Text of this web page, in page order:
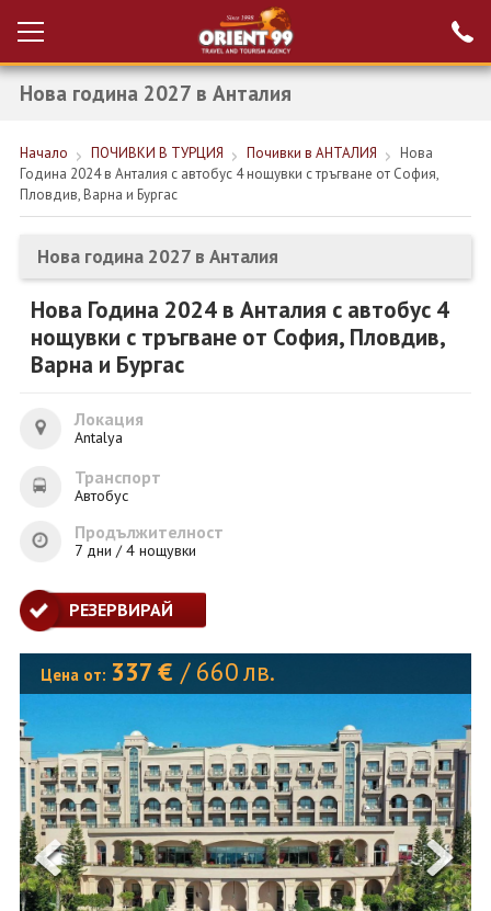
Вход за агенти
Проверка на
РАННИ ЗАПИСВАНИЯ ТУРЦИЯ
НОВА ГОДИНА ТУРЦИЯ
НОВА ГОДИНА
КРУИЗИ
ЕКЗОТИКА
ЕКСКУРЗИИ
ОЩЕ
ЗА НАС
0700 144 34
Нова година 2027 в Анталия
Начало ПОЧИВКИ В ТУРЦИЯ Почивки в АНТАЛИЯ
Нова
Година 2024 в Анталия с автобус 4 нощувки с тръгване от София,
Пловдив, Варна и Бургас
Нова година 2027 в Анталия
Нова Година 2024 в Анталия с автобус 4
нощувки с тръгване от София, Пловдив,
Варна и Бургас
Локация
Antalya
Транспорт
Автобус
Продължителност
7 дни / 4 нощувки
РЕЗЕРВИРАЙ
Цена от: 337 € / 660лв.